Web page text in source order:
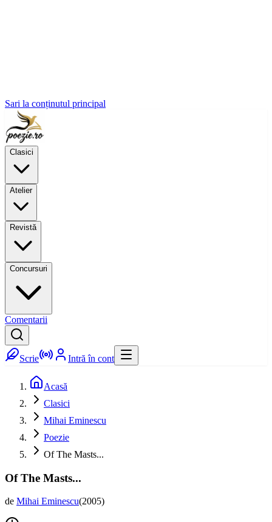
Sari la conținutul principal
Clasici
Atelier
Revistă
Concursuri
Comentarii
Scrie Intră în cont
Acasă
Clasici
Mihai Eminescu
Poezie
Of The Masts...
Of The Masts...
de Mihai Eminescu(2005)